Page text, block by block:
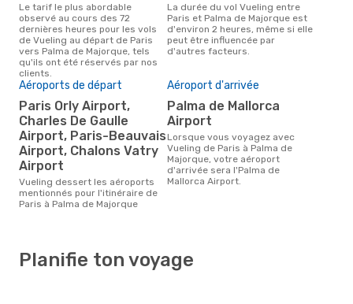
Le tarif le plus abordable
observé au cours des 72
dernières heures pour les vols
de Vueling au départ de Paris
vers Palma de Majorque, tels
qu'ils ont été réservés par nos
clients.
La durée du vol Vueling entre
Paris et Palma de Majorque est
d'environ 2 heures, même si elle
peut être influencée par
d'autres facteurs.
Aéroports de départ
Paris Orly Airport,
Charles De Gaulle
Airport, Paris-Beauvais
Airport, Chalons Vatry
Airport
Vueling dessert les aéroports
mentionnés pour l'itinéraire de
Paris à Palma de Majorque
Aéroport d'arrivée
Palma de Mallorca
Airport
Lorsque vous voyagez avec
Vueling de Paris à Palma de
Majorque, votre aéroport
d'arrivée sera l'Palma de
Mallorca Airport.
Planifie ton voyage